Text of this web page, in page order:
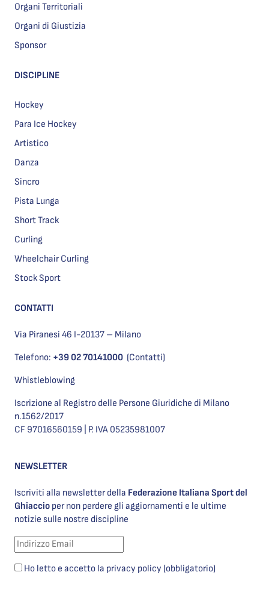
Organi Territoriali
Organi di Giustizia
Sponsor
DISCIPLINE
Hockey
Para Ice Hockey
Artistico
Danza
Sincro
Pista Lunga
Short Track
Curling
Wheelchair Curling
Stock Sport
CONTATTI
Via Piranesi 46 I-20137 – Milano
Telefono: +39 02 70141000 (Contatti)
Whistleblowing
Iscrizione al Registro delle Persone Giuridiche di Milano
n.1562/2017
CF 97016560159 | P. IVA 05235981007
NEWSLETTER
Iscriviti alla newsletter della Federazione Italiana Sport del
Ghiaccio per non perdere gli aggiornamenti e le ultime
notizie sulle nostre discipline
Ho letto e accetto la privacy policy (obbligatorio)